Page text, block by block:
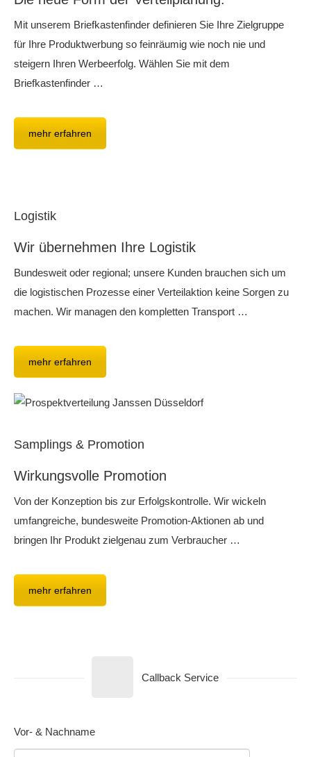
Mit unserem Briefkastenfinder definieren Sie Ihre Zielgruppe
für Ihre Produktwerbung so feinräumig wie noch nie und
steigern Ihren Werbeerfolg. Wählen Sie mit dem
Briefkastenfinder …
mehr erfahren
Logistik
Wir übernehmen Ihre Logistik
Bundesweit oder regional; unsere Kunden brauchen sich um
die logistischen Prozesse einer Verteilaktion keine Sorgen zu
machen. Wir managen den kompletten Transport …
mehr erfahren
Samplings & Promotion
Wirkungsvolle Promotion
Von der Konzeption bis zur Erfolgskontrolle. Wir wickeln
umfangreiche, bundesweite Promotion-Aktionen ab und
bringen Ihr Produkt zielgenau zum Verbraucher …
mehr erfahren
Callback Service
Vor- & Nachname